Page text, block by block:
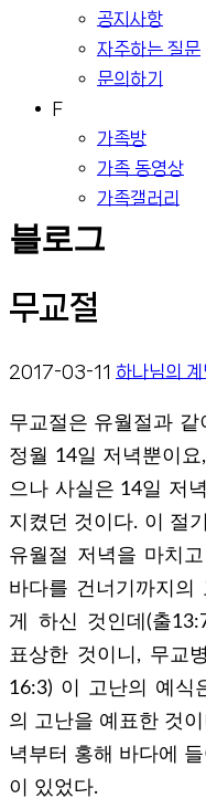
공지사항
자주하는 질문
문의하기
F
가족방
가족 동영상
가족갤러리
블로그
무교절
2017-03-11 하나님의 계
무교절은 유월절과
정월 14일 저녁뿐이
으나 사실은 14일 저
지켰던 것이다. 이 절
유월절 저녁을 마치
바다를 건너기까지의
게 하신 것인데(출
표상한 것이니, 무교
16:3) 이 고난의 예식
의 고난을 예표한 것
녁부터 홍해 바다에
이 있었다.